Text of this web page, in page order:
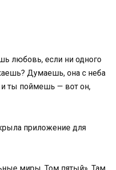
любовь, если ни одного
Думаешь, она с неба
и ты поймешь — вот он,
приложение для